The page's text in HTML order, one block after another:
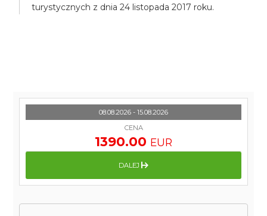
turystycznych z dnia 24 listopada 2017 roku.
08.08.2026 - 15.08.2026
CENA
1390.00 EUR
DALEJ